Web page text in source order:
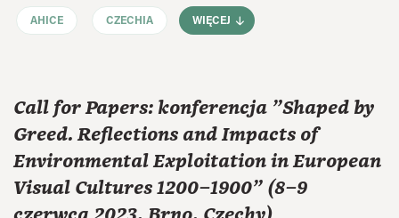
AHICE CZECHIA WIĘCEJ
Call for Papers: konferencja "Shaped by
Greed. Reflections and Impacts of
Environmental Exploitation in European
Visual Cultures 1200–1900" (8–9